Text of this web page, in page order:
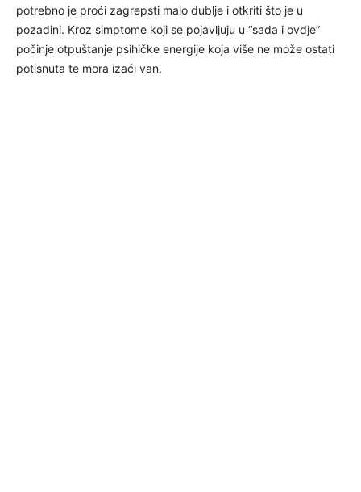
potrebno je proći zagrepsti malo dublje i otkriti što je u
pozadini. Kroz simptome koji se pojavljuju u “sada i ovdje”
počinje otpuštanje psihičke energije koja više ne može ostati
potisnuta te mora izaći van.